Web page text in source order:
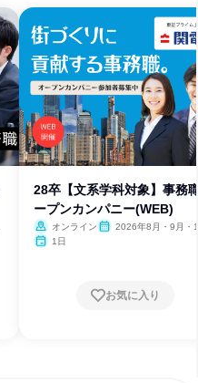
28卒【文系学科対象】事務
ープンカンパニー(WEB)
オンライン
2026年8月・9月・
1日
お気に入り